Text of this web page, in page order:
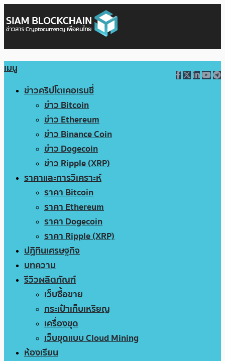
เมนู
ข่าวคริปโตเคอเรนซี่
ข่าว Bitcoin
ข่าว Ethereum
ข่าว Binance Coin
ข่าว Dogecoin
ข่าว Ripple (XRP)
ราคาและการวิเคราะห์
ราคา Bitcoin
ราคา Ethereum
ราคา Dogecoin
ราคา Ripple (XRP)
ปฏิทินเศรษฐกิจ
บทความ
รีวิวผลิตภัณฑ์
เว็บซื้อขาย
กระเป๋าเก็บเหรียญ
เครื่องขุด
เว็บขุดแบบ Cloud Mining
ห้องเรียน